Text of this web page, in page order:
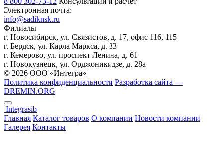
Электронная почта:
info@sadiknsk.ru
Филиалы
г. Новосибирск, ул. Связистов, д. 17, офис 116, 115
г. Бердск, ул. Карла Маркса, д. 33
г. Кемерово, ул. проспект Ленина, д. 61
г. Новокузнецк, ул. ​Орджоникидзе, д. 28а
© 2026 ООО «Интегра»
Политика конфиденциальности Разработка сайта —
DREMIN.ORG
Integrasib
Главная Каталог товаров О компании Новости компании
Галерея Контакты